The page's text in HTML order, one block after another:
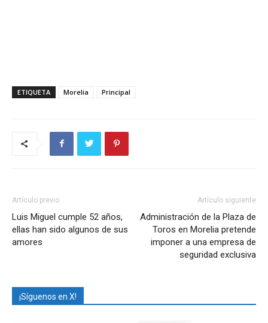
ETIQUETA Morelia Principal
Artículo previo
Luis Miguel cumple 52 años,
ellas han sido algunos de sus
amores
Artículo siguiente
Administración de la Plaza de
Toros en Morelia pretende
imponer a una empresa de
seguridad exclusiva
¡Síguenos en X!